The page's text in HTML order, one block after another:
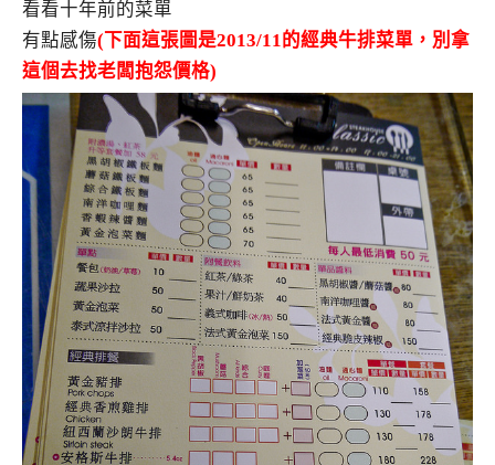
看看十年前的菜單
有點感傷(下面這張圖是2013/11的經典牛排菜單，別拿
這個去找老闆抱怨價格)